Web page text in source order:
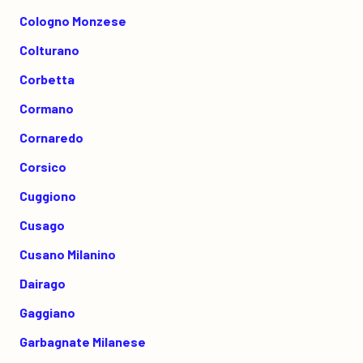
Cologno Monzese
Colturano
Corbetta
Cormano
Cornaredo
Corsico
Cuggiono
Cusago
Cusano Milanino
Dairago
Gaggiano
Garbagnate Milanese